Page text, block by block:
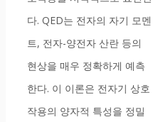
다. QED는 전자의 자기 모멘
트, 전자-양전자 산란 등의
현상을 매우 정확하게 예측
한다. 이 이론은 전자기 상호
작용의 양자적 특성을 정밀